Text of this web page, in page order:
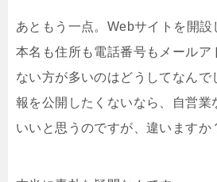
あともう一点。Webサイトを開
本名も住所も電話番号もメールア
ない方が多いのはどうしてなんで
報を公開したくないなら、自営業
いいと思うのですが、違いますか